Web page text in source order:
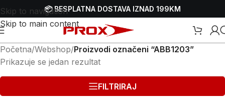
Skip to navigation
Skip to main content
📦 BESPLATNA DOSTAVA IZNAD 199KM
Početna/Webshop/Proizvodi označeni “ABB1203”
Prikazuje se jedan rezultat
FILTRIRAJ